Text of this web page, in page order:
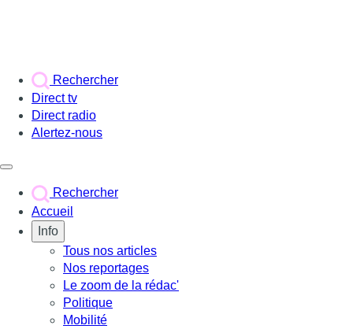
Rechercher
Direct tv
Direct radio
Alertez-nous
Rechercher
Accueil
Info
Tous nos articles
Nos reportages
Le zoom de la rédac'
Politique
Mobilité